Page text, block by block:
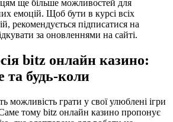
ще більше можливостей для
емоцій. Щоб бути в курсі всіх
рекомендується підписатися на
за оновленнями на сайті.
bitz онлайн казино:
та будь-коли
можливість грати у свої улюблені ігри
тому bitz онлайн казино пропонує